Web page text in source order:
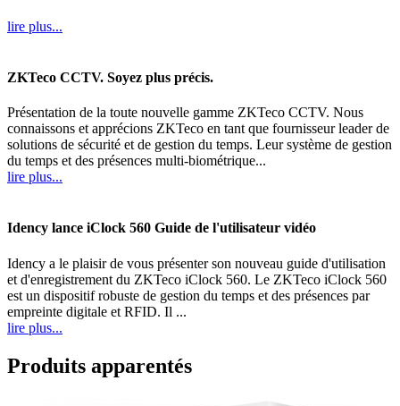
lire plus...
ZKTeco CCTV. Soyez plus précis.
Présentation de la toute nouvelle gamme ZKTeco CCTV. Nous
connaissons et apprécions ZKTeco en tant que fournisseur leader de
solutions de sécurité et de gestion du temps. Leur système de gestion
du temps et des présences multi-biométrique...
lire plus...
Idency lance iClock 560 Guide de l'utilisateur vidéo
Idency a le plaisir de vous présenter son nouveau guide d'utilisation
et d'enregistrement du ZKTeco iClock 560. Le ZKTeco iClock 560
est un dispositif robuste de gestion du temps et des présences par
empreinte digitale et RFID. Il ...
lire plus...
Produits apparentés